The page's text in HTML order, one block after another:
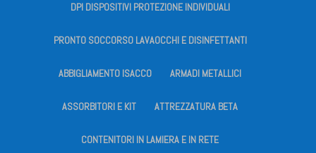
DPI DISPOSITIVI PROTEZIONE INDIVIDUALI
PRONTO SOCCORSO LAVAOCCHI E DISINFETTANTI
ABBIGLIAMENTO ISACCO ARMADI METALLICI
ASSORBITORI E KIT ATTREZZATURA BETA
CONTENITORI IN LAMIERA E IN RETE